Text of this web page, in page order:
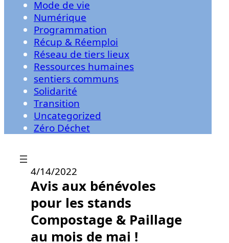
Mode de vie
Numérique
Programmation
Récup & Réemploi
Réseau de tiers lieux
Ressources humaines
sentiers communs
Solidarité
Transition
Uncategorized
Zéro Déchet
4/14/2022
Avis aux bénévoles
pour les stands
Compostage & Paillage
au mois de mai !